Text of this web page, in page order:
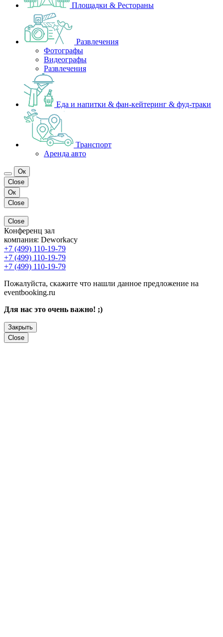
Площадки & Рестораны
Развлечения
Фотографы
Видеографы
Развлечения
Еда и напитки & фан-кейтеринг & фуд-траки
Транспорт
Аренда авто
Ок
Close
Ок
Close
Close
Конференц зал
компания: Deworkacy
+7 (499) 110-19-79
+7 (499) 110-19-79
+7 (499) 110-19-79
Пожалуйста, скажите что нашли данное предложение на
eventbooking.ru
Для нас это очень важно! ;)
Закрыть
Close